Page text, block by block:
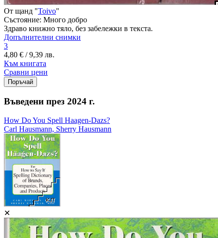
От щанд "Toivo"
Състояние: Много добро
Здраво книжно тяло, без забележки в текста.
Допълнителни снимки
3
4,80 € / 9,39 лв.
Към книгата
Сравни цени
Въведени през 2024 г.
How Do You Spell Haagen-Dazs?
Carl Hausmann, Sherry Hausmann
✕